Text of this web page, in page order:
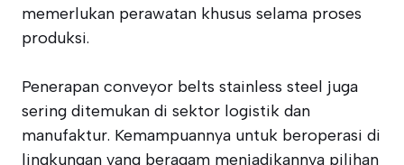
memerlukan perawatan khusus selama proses
produksi.
Penerapan conveyor belts stainless steel juga
sering ditemukan di sektor logistik dan
manufaktur. Kemampuannya untuk beroperasi di
lingkungan yang beragam menjadikannya pilihan